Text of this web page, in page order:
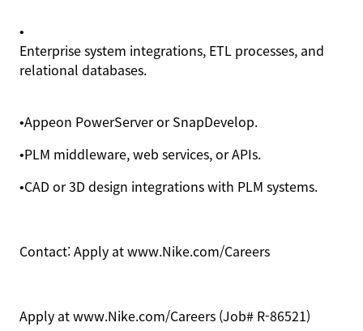
•
Enterprise system integrations, ETL processes, and
relational databases.
•Appeon PowerServeror SnapDevelop.
•PLM middleware, web services, or APIs.
•CAD or 3D design integrations with PLM systems.
Contact:Apply atwww.Nike.com/Careers
Apply atwww.Nike.com/Careers (Job# R-86521)